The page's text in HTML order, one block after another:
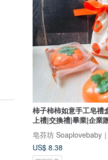
柿子柿柿如意手工皂禮
上禮|交換禮|畢業|企業
US$ 8.38